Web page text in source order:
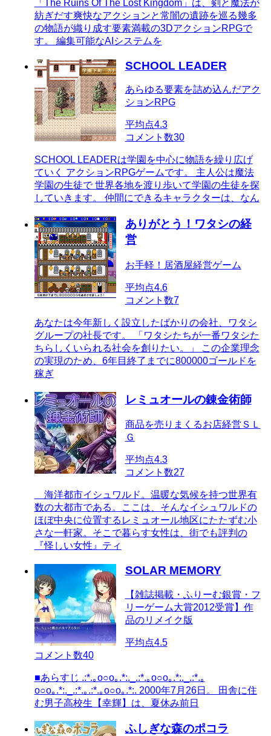
「The Ruins Of The Lost Kingdom」は、剣と魔法が
紡ぎだす爽快なアクションと常闇の遺跡を巡る幾多
の物語が織り成す要素満載の3DアクションRPGで
す。 編集可能なAIシステムを
SCHOOL LEADER
あらゆる要素を詰め込んだアク
ションRPG
平均点4.3
コメント数30
SCHOOL LEADERは学園を中心に物語を繰り広げ
ていく アクションRPGゲームです。 主人公は魔法
学園の生徒で 世界各地を渡り歩いて学園の生徒を探
していきます。 仲間にできるキャラクターは、なん
ありがとう！ワタシの経
営
お手軽！居酒屋経営ゲーム
平均点4.6
コメント数7
あなたは今年新しく設立したばかりの会社、ワタシ
グループの社長です。 「ワタシたちが一番ワタシた
ちらしくいられる社会を創りたい。」 この企業理念
の実現のため、6年目終了までに800000ゴールドを
稼ぎ
レミュオールの錬金術師
商品を売りまくるお店経営ＳＬ
Ｇ
平均点4.3
コメント数27
海洋都市イシュワルド。温暖な気候を持つ世界有
数の大都市である。ここは、そんなイシュワルドの
ほぼ中央に位置するレミュオール地区にたたずむ小
さな一軒家。そこで暮らす女性は、街でも評判の
『怪しい女性』ティ
SOLAR MEMORY
【雑誌掲載・ふりーむ銀賞・フ
リーゲーム大賞2012受賞】作
品のリメイク版
平均点4.5
コメント数40
■あらすじ .:*.｡o○o｡.*:._.:*.｡o○o｡.*:._.:*.｡
o○o｡.*:._.:*.｡.:*.｡o○o｡.*:. 2000年7月26日。 田舎に住
む男子高校生【幸輝】は、夏休み前日
ふしぎな森のポコラ